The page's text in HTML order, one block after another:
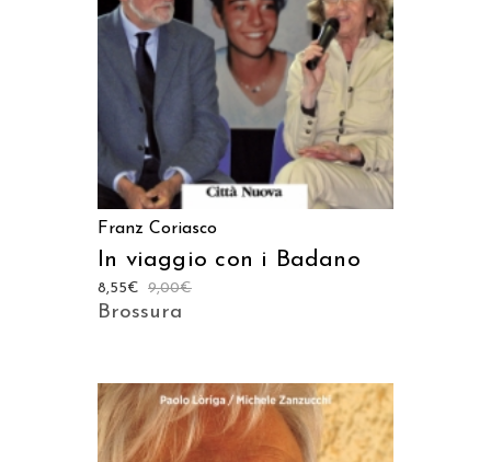
Franz Coriasco
In viaggio con i Badano
9,00€
8,55€
Brossura